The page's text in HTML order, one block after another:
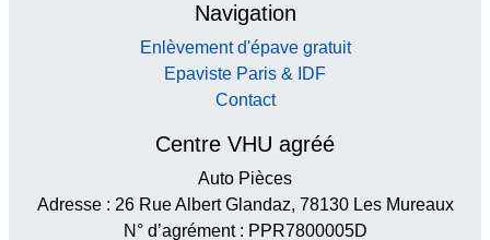
Navigation
Enlèvement d'épave gratuit
Epaviste Paris & IDF
Contact
Centre VHU agréé
Auto Pièces
Adresse : 26 Rue Albert Glandaz, 78130 Les Mureaux
N° d’agrément : PPR7800005D